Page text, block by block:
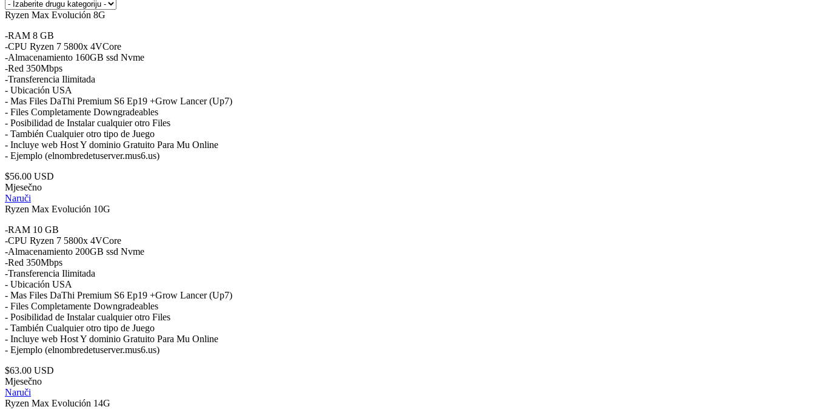
Ryzen Max Evolución 8G
-RAM 8 GB
-CPU Ryzen 7 5800x 4VCore
-Almacenamiento 160GB ssd Nvme
-Red 350Mbps
-Transferencia Ilimitada
- Ubicación USA
- Mas Files DaThi Premium S6 Ep19 +Grow Lancer (Up7)
- Files Completamente Downgradeables
- Posibilidad de Instalar cualquier otro Files
- También Cualquier otro tipo de Juego
- Incluye web Host Y dominio Gratuito Para Mu Online
- Ejemplo (elnombredetuserver.mus6.us)
$56.00 USD
Mjesečno
Naruči
Ryzen Max Evolución 10G
-RAM 10 GB
-CPU Ryzen 7 5800x 4VCore
-Almacenamiento 200GB ssd Nvme
-Red 350Mbps
-Transferencia Ilimitada
- Ubicación USA
- Mas Files DaThi Premium S6 Ep19 +Grow Lancer (Up7)
- Files Completamente Downgradeables
- Posibilidad de Instalar cualquier otro Files
- También Cualquier otro tipo de Juego
- Incluye web Host Y dominio Gratuito Para Mu Online
- Ejemplo (elnombredetuserver.mus6.us)
$63.00 USD
Mjesečno
Naruči
Ryzen Max Evolución 14G